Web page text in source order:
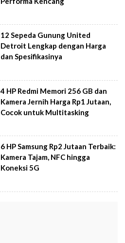
12 Sepeda Gunung United
Detroit Lengkap dengan Harga
dan Spesifikasinya
4 HP Redmi Memori 256 GB dan
Kamera Jernih Harga Rp1 Jutaan,
Cocok untuk Multitasking
6 HP Samsung Rp2 Jutaan Terbaik:
Kamera Tajam, NFC hingga
Koneksi 5G